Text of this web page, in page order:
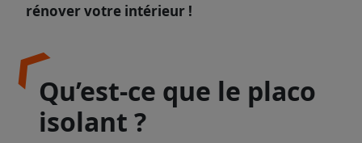
rénover votre intérieur !
Qu’est-ce que le placo
isolant ?